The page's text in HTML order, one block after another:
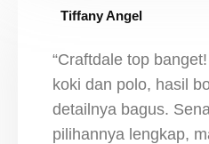
Tiffany Angel
“Craftdale top
koki dan polo, hasil
detailnya bagus.
pilihannya lengkap,